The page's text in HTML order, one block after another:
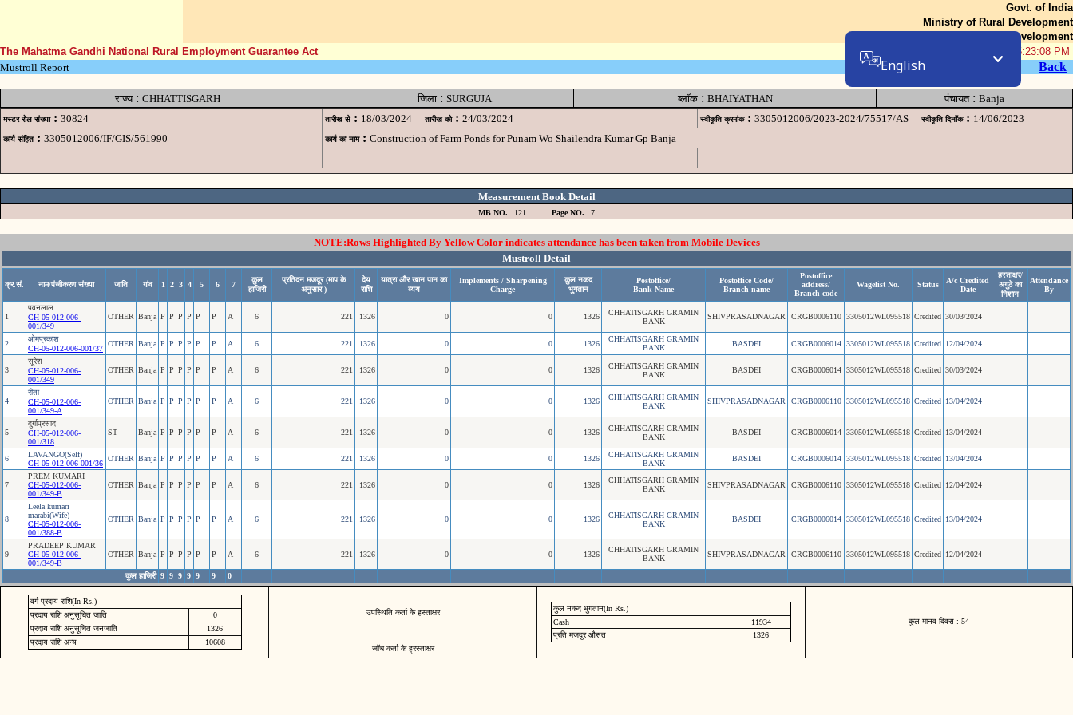
Govt. of India
Ministry of Rural Development
Department of Rural Development
The Mahatma Gandhi National Rural Employment Guarantee Act
07-Aug-2026 05:23:08 PM
Mustroll Report
Back
राज्य: CHHATTISGARH जिला: SURGUJA ब्लॉक: BHAIYATHAN पंचायत: Banja
मस्टर रोल संख्या : 30824 तारीख से : 18/03/2024 तारीख को : 24/03/2024 स्वीकृति क्रमांक : 3305012006/2023-2024/75517/AS स्वीकृति दिनॉंक : 14/06/2023
कार्य-संहित : 3305012006/IF/GIS/561990 कार्य का नाम : Construction of Farm Ponds for Punam Wo Shailendra Kumar Gp Banja
Measurement Book Detail
MB NO. 121 Page NO. 7
NOTE:Rows Highlighted By Yellow Color indicates attendance has been taken from Mobile Devices
Mustroll Detail
क्र.सं. नाम/पंजीकरण संख्या जाति गांव 1 2 3 4 5 6 7
कुल
हाजिरी
प्रतिदन मजदूर (माप के
अनुसार )
देय
राशि
यात्रा और खान पान का
व्यय
Implements / Sharpening
Charge
कुल नकद
भुगतान
Postoffice/
Bank Name
Postoffice Code/
Branch name
Postoffice
address/
Branch code
Wagelist No. Status
A/c Credited
Date
हस्ताक्षर/
अगुठे का
निशान
Attendance
By
1
पवनलाल
CH-05-012-006-
001/349
OTHER Banja P P P P P P A 6 221 1326 0 0 1326
CHHATISGARH GRAMIN
BANK
SHIVPRASADNAGAR CRGB0006110 3305012WL095518 Credited 30/03/2024
2
ओमप्रकाश
CH-05-012-006-001/37
OTHER Banja P P P P P P A 6 221 1326 0 0 1326
CHHATISGARH GRAMIN
BANK
BASDEI CRGB0006014 3305012WL095518 Credited 12/04/2024
3
सूरेश
CH-05-012-006-
001/349
OTHER Banja P P P P P P A 6 221 1326 0 0 1326
CHHATISGARH GRAMIN
BANK
BASDEI CRGB0006014 3305012WL095518 Credited 30/03/2024
4
रीता
CH-05-012-006-
001/349-A
OTHER Banja P P P P P P A 6 221 1326 0 0 1326
CHHATISGARH GRAMIN
BANK
SHIVPRASADNAGAR CRGB0006110 3305012WL095518 Credited 13/04/2024
5
दुर्गाप्रसाद
CH-05-012-006-
001/318
ST Banja P P P P P P A 6 221 1326 0 0 1326
CHHATISGARH GRAMIN
BANK
BASDEI CRGB0006014 3305012WL095518 Credited 13/04/2024
6
LAVANGO(Self)
CH-05-012-006-001/36
OTHER Banja P P P P P P A 6 221 1326 0 0 1326
CHHATISGARH GRAMIN
BANK
BASDEI CRGB0006014 3305012WL095518 Credited 13/04/2024
7
PREM KUMARI
CH-05-012-006-
001/349-B
OTHER Banja P P P P P P A 6 221 1326 0 0 1326
CHHATISGARH GRAMIN
BANK
SHIVPRASADNAGAR CRGB0006110 3305012WL095518 Credited 12/04/2024
8
Leela kumari
marabi(Wife)
CH-05-012-006-
001/388-B
OTHER Banja P P P P P P A 6 221 1326 0 0 1326
CHHATISGARH GRAMIN
BANK
BASDEI CRGB0006014 3305012WL095518 Credited 13/04/2024
9
PRADEEP KUMAR
CH-05-012-006-
001/349-B
OTHER Banja P P P P P P A 6 221 1326 0 0 1326
CHHATISGARH GRAMIN
BANK
SHIVPRASADNAGAR CRGB0006110 3305012WL095518 Credited 12/04/2024
कुल हाजिरी 9 9 9 9 9 9 0
वर्ग प्रदाय राशि(In Rs.)
प्रदाय राशि अनुसूचित जाति
0
प्रदाय राशि अनुसूचित जनजाति
1326
प्रदाय राशि अन्य
10608
उपस्थिति कर्ता के हस्ताक्षर
जॉच कर्ता के ह्रस्ताक्षर
कुल नकद भुगतान(In Rs.)
Cash
11934
प्रति मजदुर औसत
1326
कुल मानव दिवस : 54
English